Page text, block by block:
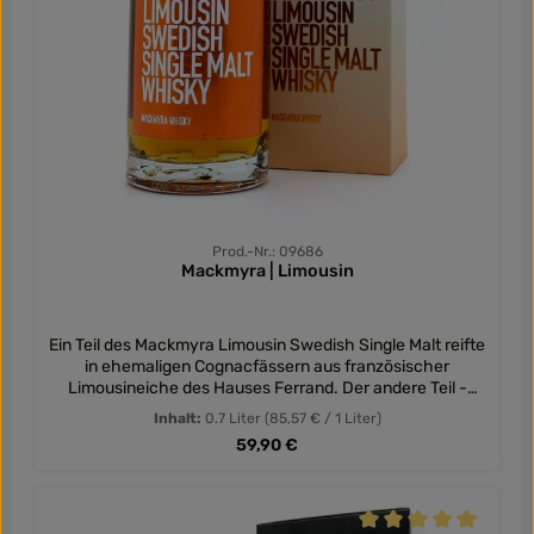
Prod.-Nr.: 09686
Mackmyra | Limousin
Ein Teil des Mackmyra Limousin Swedish Single Malt reifte
in ehemaligen Cognacfässern aus französischer
Limousineiche des Hauses Ferrand. Der andere Teil -
etwas mehr als die Hälfte - lag in Bourbon- und
Sherryfässern, in neuen Fässern aus amerikanischer
Eiche und in Fässern, welche mit Beerenwein gesättigt
präsentiert sich der Mackmyra Limousin. Im Geschmack
Inhalt: 0.7 Liter (85,57 € / 1 Liter)
Regulärer Preis:
59,90 €